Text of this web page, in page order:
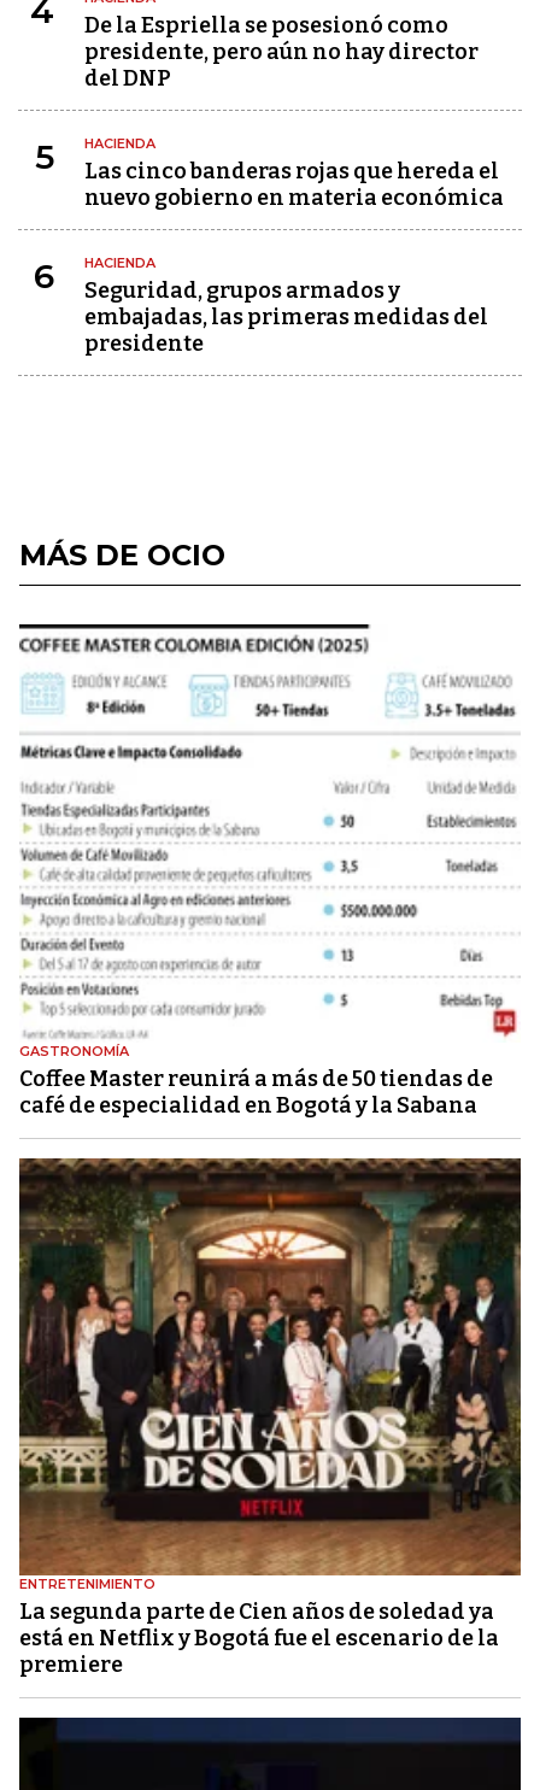
4
De la Espriella se posesionó como
presidente, pero aún no hay director
del DNP
5 HACIENDA
Las cinco banderas rojas que hereda el
nuevo gobierno en materia económica
6 HACIENDA
Seguridad, grupos armados y
embajadas, las primeras medidas del
presidente
MÁS DE OCIO
GASTRONOMÍA
Coffee Master reunirá a más de 50 tiendas de
café de especialidad en Bogotá y la Sabana
ENTRETENIMIENTO
La segunda parte de Cien años de soledad ya
está en Netflix y Bogotá fue el escenario de la
premiere